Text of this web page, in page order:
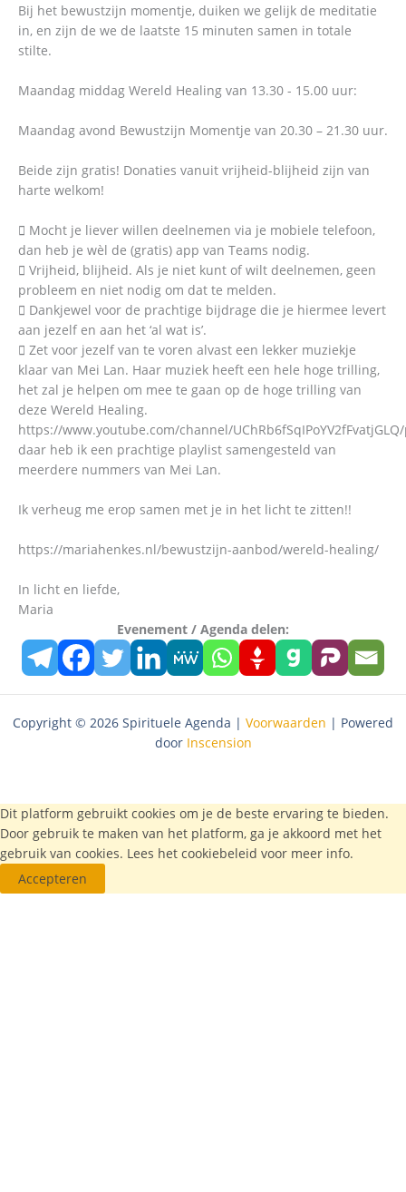
Bij het bewustzijn momentje, duiken we gelijk de meditatie
in, en zijn de we de laatste 15 minuten samen in totale
stilte.
Maandag middag Wereld Healing van 13.30 - 15.00 uur:
Maandag avond Bewustzijn Momentje van 20.30 – 21.30 uur.
Beide zijn gratis! Donaties vanuit vrijheid-blijheid zijn van
harte welkom!
 Mocht je liever willen deelnemen via je mobiele telefoon,
dan heb je wèl de (gratis) app van Teams nodig.
 Vrijheid, blijheid. Als je niet kunt of wilt deelnemen, geen
probleem en niet nodig om dat te melden.
 Dankjewel voor de prachtige bijdrage die je hiermee levert
aan jezelf en aan het ‘al wat is’.
 Zet voor jezelf van te voren alvast een lekker muziekje
klaar van Mei Lan. Haar muziek heeft een hele hoge trilling,
het zal je helpen om mee te gaan op de hoge trilling van
deze Wereld Healing.
https://www.youtube.com/channel/
daar heb ik een prachtige playlist samengesteld van
meerdere nummers van Mei Lan.
Ik verheug me erop samen met je in het licht te zitten!!
https://mariahenkes.nl/bewustzijn-aanbod/wereld-healing/
In licht en liefde,
Maria
Evenement / Agenda delen:
Copyright © 2026 Spirituele Agenda | Voorwaarden | Powered
door Inscension
Dit platform gebruikt cookies om je de beste ervaring te bieden.
Door gebruik te maken van het platform, ga je akkoord met het
gebruik van cookies. Lees het cookiebeleid voor meer info.
Accepteren